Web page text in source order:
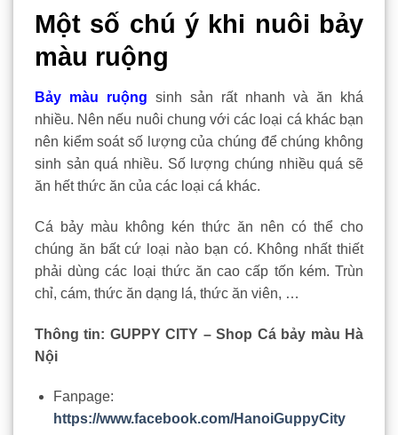
Một số chú ý khi nuôi bảy
màu ruộng
Bảy màu ruộng sinh sản rất nhanh và ăn khá
nhiều. Nên nếu nuôi chung với các loại cá khác bạn
nên kiểm soát số lượng của chúng để chúng không
sinh sản quá nhiều. Số lượng chúng nhiều quá sẽ
ăn hết thức ăn của các loại cá khác.
Cá bảy màu không kén thức ăn nên có thể cho
chúng ăn bất cứ loại nào bạn có. Không nhất thiết
phải dùng các loại thức ăn cao cấp tốn kém. Trùn
chỉ, cám, thức ăn dạng lá, thức ăn viên, …
Thông tin: GUPPY CITY – Shop Cá bảy màu Hà
Nội
Fanpage:
https://www.facebook.com/HanoiGuppyCity